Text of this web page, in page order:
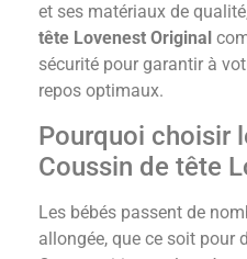
et ses matériaux de
tête Lovenest Original
sécurité pour garantir à
repos optimaux.
Pourquoi choisir
Coussin de tête
Les bébés passent de
allongée, que ce soit pour